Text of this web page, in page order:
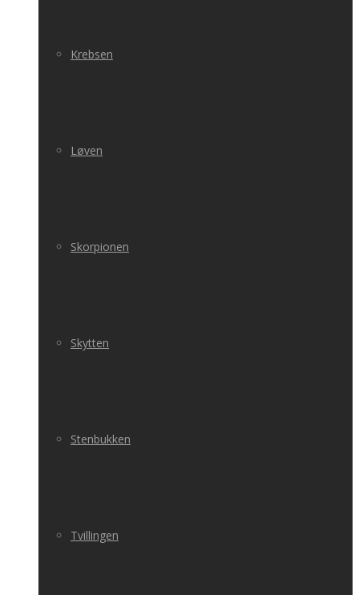
Krebsen
Løven
Skorpionen
Skytten
Stenbukken
Tvillingen